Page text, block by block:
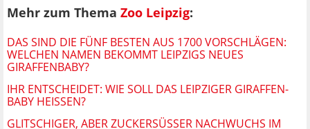
Mehr zum Thema Zoo Leipzig:
DAS SIND DIE FÜNF BESTEN AUS 1700 VORSCHLÄGEN:
WELCHEN NAMEN BEKOMMT LEIPZIGS NEUES
GIRAFFENBABY?
IHR ENTSCHEIDET: WIE SOLL DAS LEIPZIGER GIRAFFEN-
BABY HEISSEN?
GLITSCHIGER, ABER ZUCKERSÜSSER NACHWUCHS IM Z